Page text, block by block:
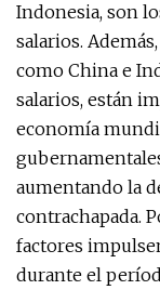
Indonesia, son
salarios.
como China e
salarios, están
economía
aumentando la
contrachapada.
factores
durante el